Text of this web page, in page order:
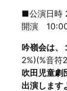
■公演日時
開演
吟嶺会は、
2%)(%音符
吹田児童劇
出演します